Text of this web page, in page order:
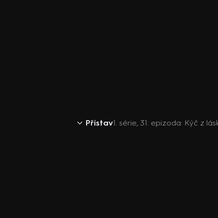
Přístav1. série, 31. epizoda: Kýč z